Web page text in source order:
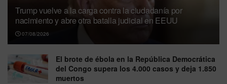
Trump vuelve a la carga contra la ciudadanía por
nacimiento y abre otra batalla judicial en EEUU
07/08/2026
El brote de ébola en la República Democrática
del Congo supera los 4.000 casos y deja 1.850
muertos